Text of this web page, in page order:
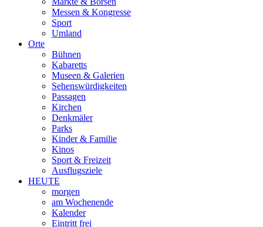
Messen & Kongresse
Sport
Umland
Orte
Bühnen
Kabaretts
Museen & Galerien
Sehenswürdigkeiten
Passagen
Kirchen
Denkmäler
Parks
Kinder & Familie
Kinos
Sport & Freizeit
Ausflugsziele
HEUTE
morgen
am Wochenende
Kalender
Eintritt frei